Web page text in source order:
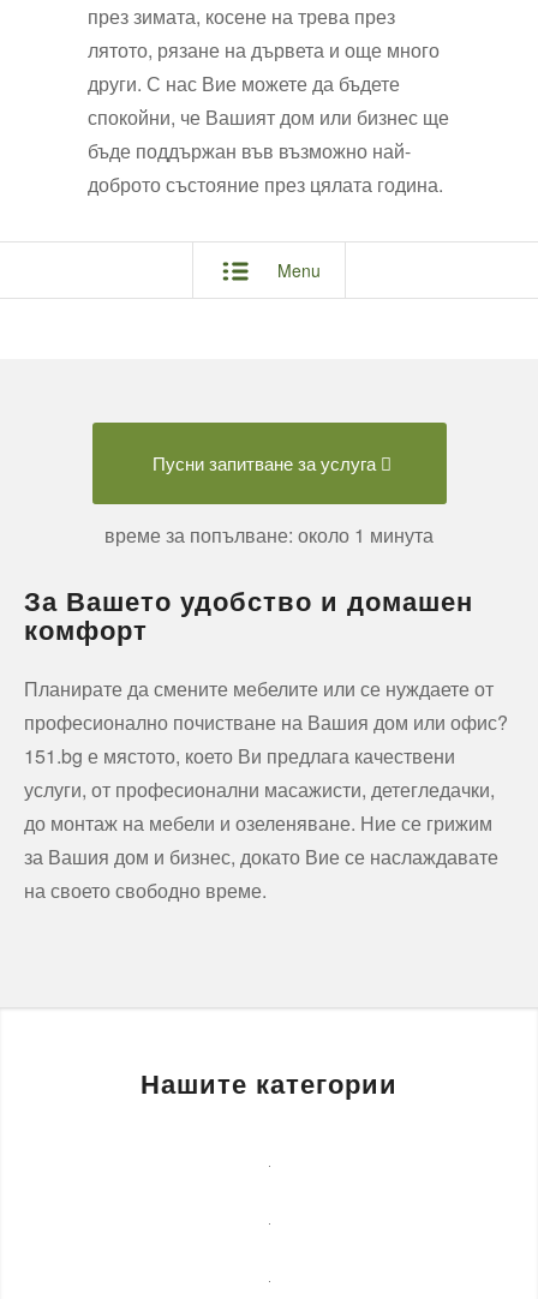
през зимата, косене на трева през
лятото, рязане на дървета и още много
други. С нас Вие можете да бъдете
спокойни, че Вашият дом или бизнес ще
бъде поддържан във възможно най-
доброто състояние през цялата година.
Menu
Пусни запитване за услуга
време за попълване: около 1 минута
За Вашето удобство и домашен
комфорт
Планирате да смените мебелите или се нуждаете от
професионално почистване на Вашия дом или офис?
151.bg е мястото, което Ви предлага качествени
услуги, от професионални масажисти, детегледачки,
до монтаж на мебели и озеленяване. Ние се грижим
за Вашия дом и бизнес, докато Вие се наслаждавате
на своето свободно време.
Нашите категории